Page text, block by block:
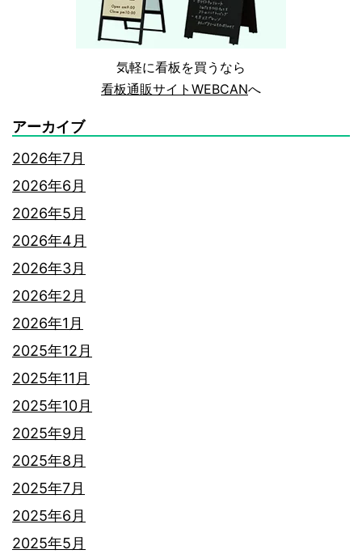
気軽に看板を買うなら
看板通販サイトWEBCANへ
アーカイブ
2026年7月
2026年6月
2026年5月
2026年4月
2026年3月
2026年2月
2026年1月
2025年12月
2025年11月
2025年10月
2025年9月
2025年8月
2025年7月
2025年6月
2025年5月